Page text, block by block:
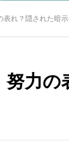
れ？隠された暗
力の